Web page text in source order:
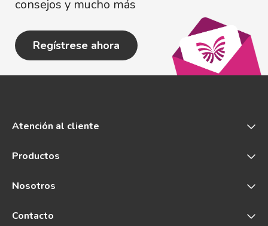
consejos y mucho más
Regístrese ahora
Atención al cliente
Productos
Nosotros
Contacto